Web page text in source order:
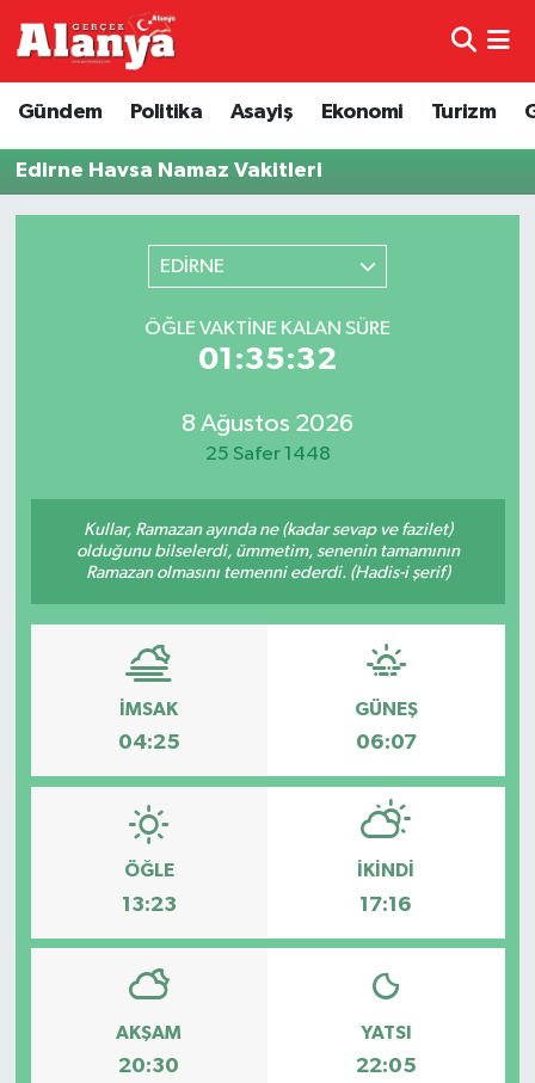
Gündem Politika Asayiş Ekonomi Turizm
Edirne Havsa Namaz Vakitleri
EDİRNE
ÖĞLE VAKTINE KALAN SÜRE
01:35:32
8 Ağustos 2026
25 Safer 1448
Kullar, Ramazan ayında ne (kadar sevap ve fazilet)
olduğunu bilselerdi, ümmetim, senenin tamamının
Ramazan olmasını temenni ederdi. (Hadis-i şerif)
İMSAK
04:25
GÜNEŞ
06:07
ÖĞLE
13:23
İKINDI
17:16
AKŞAM
20:30
YATSI
22:05
Genel
Bilim
Bilim ve Teknoloji
Gizlilik İlkeleri - Privacy Policy
Gündem
Turizm
Trafik Durumu
Süper Lig Puan Durumu ve Fikstür
Tüm Manşetler
Son Dakika Haberleri